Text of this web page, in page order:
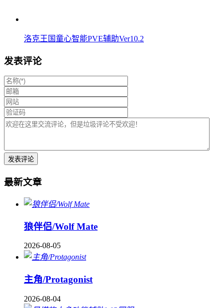
洛克王国童心智能PVE辅助Ver10.2
发表评论
最新文章
狼伴侣/Wolf Mate
2026-08-05
主角/Protagonist
2026-08-04